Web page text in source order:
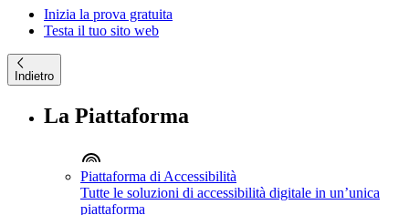
Inizia la prova gratuita
Testa il tuo sito web
Indietro
La Piattaforma
Piattaforma di Accessibilità
Tutte le soluzioni di accessibilità digitale in un’unica
piattaforma